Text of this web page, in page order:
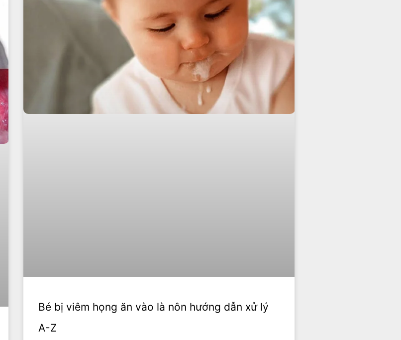
Bé bị viêm họng ăn vào là nôn hướng dẫn xử lý
A-Z